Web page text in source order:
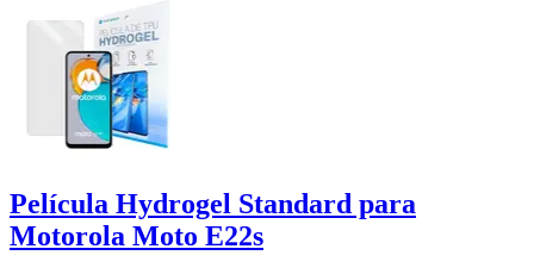
Película Hydrogel Standard para
Motorola Moto E22s